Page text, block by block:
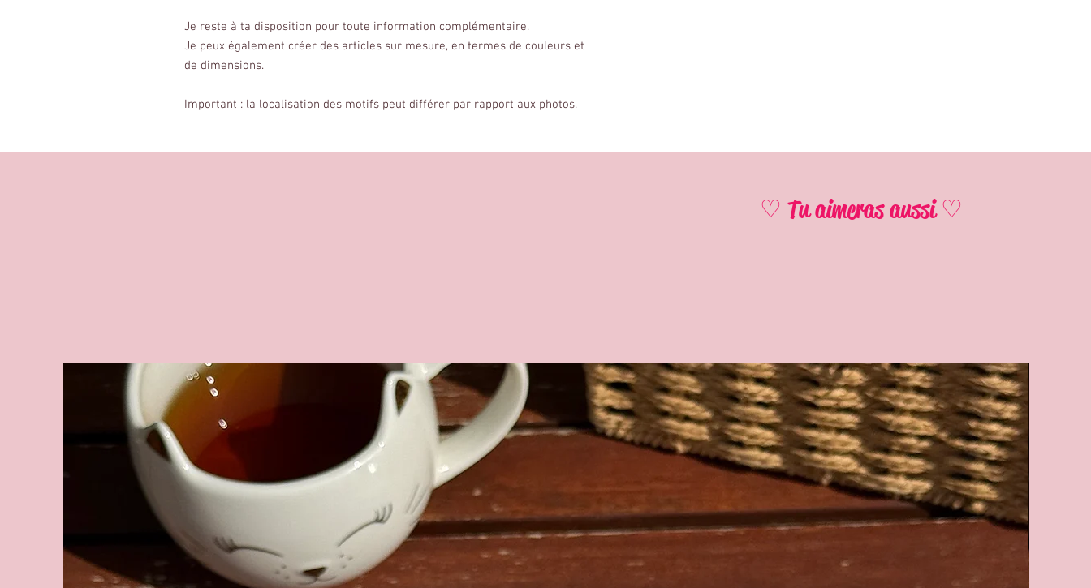
Je reste à ta disposition pour toute information complémentaire.
Je peux également créer des articles sur mesure, en termes de couleurs et
de dimensions.
Important : la localisation des motifs peut différer par rapport aux photos.
♡ Tu aimeras aussi ♡